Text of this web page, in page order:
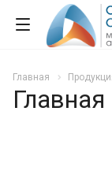
Главная
Главная